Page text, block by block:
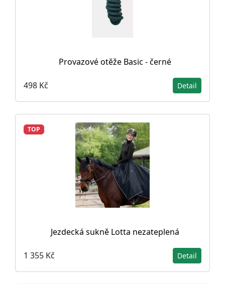
Provazové otěže Basic - černé
498 Kč Detail
TOP
Jezdecká sukně Lotta nezateplená
1 355 Kč Detail